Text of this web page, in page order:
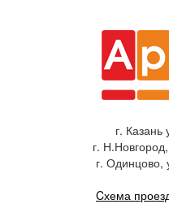
г. Казань
г.
г. Одинцово,
Cхема
Главная
Как купить